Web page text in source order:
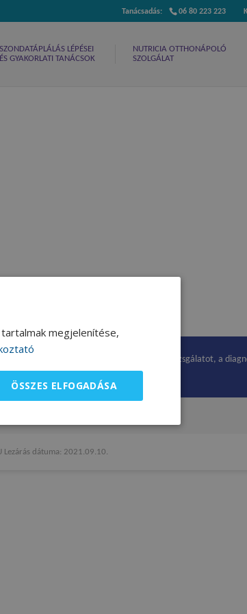
06 80 223 223
SZONDATÁPLÁLÁS LÉPÉSEI
ÉS GYAKORLATI TANÁCSOK
NUTRICIA OTTHONÁPOLÓ
SZOLGÁLAT
nem helyettesítik az orvosi konzultációt, a vizsgálatot, a
orvosához!
Lezárás dátuma: 2021.09.10.
megjelenítése,
ÖSSZES ELFOGADÁSA